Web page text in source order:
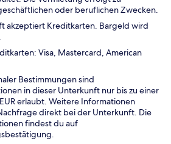
oder beruflichen Zwecken.
akzeptiert Kreditkarten. Bargeld wird
Visa, Mastercard, American
Bestimmungen sind
in dieser Unterkunft nur bis zu einer
erlaubt. Weitere Informationen
direkt bei der Unterkunft. Die
findest du auf